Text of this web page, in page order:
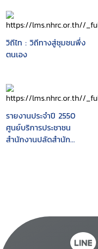
วิถีไท : วิถีทางสู่ชุมชนพึ่ง
ตนเอง
รายงานประจำปี 2550
ศูนย์บริการประชาชน
สำนักงานปลัดสำนัก